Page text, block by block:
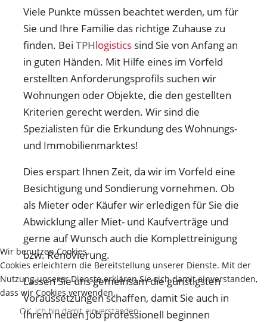
Viele Punkte müssen beachtet werden, um für
Sie und Ihre Familie das richtige Zuhause zu
finden. BeiTPHlogistics sind Sie von Anfang an
in guten Händen. Mit Hilfe eines im Vorfeld
erstellten Anforderungsprofils suchen wir
Wohnungen oder Objekte, die den gestellten
Kriterien gerecht werden. Wir sind die
Spezialisten für die Erkundung des Wohnungs-
und Immobilienmarktes!
Dies erspart Ihnen Zeit, da wir im Vorfeld eine
Besichtigung und Sondierung vornehmen. Ob
als Mieter oder Käufer wir erledigen für Sie die
Abwicklung aller Miet- und Kaufverträge und
gerne auf Wunsch auch die Komplettreinigung
bzw. Renovierung.
Lassen Sie uns gemeinsam die günstigsten
Voraussetzungen schaffen, damit Sie auch in
Ihrem neuen Job professionell beginnen
Wir benutzen Cookies
Cookies erleichtern die Bereitstellung unserer Dienste. Mit der
Nutzung unserer Dienste erklären Sie sich damit einverstanden,
dass wir Cookies verwenden.
OK, ich bin damit einverstanden.